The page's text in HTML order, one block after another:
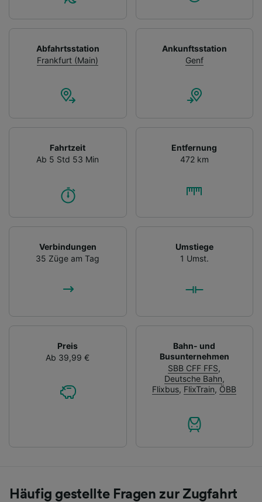
Abfahrtsstation
Frankfurt (Main)
Ankunftsstation
Genf
Fahrtzeit
Ab 5 Std 53 Min
Entfernung
472 km
Verbindungen
35 Züge am Tag
Umstiege
1 Umst.
Preis
Ab 39,99 €
Bahn- und
Busunternehmen
SBB CFF FFS,
Deutsche Bahn,
Flixbus, FlixTrain, ÖBB
Häufig gestellte Fragen zur Zugfahrt